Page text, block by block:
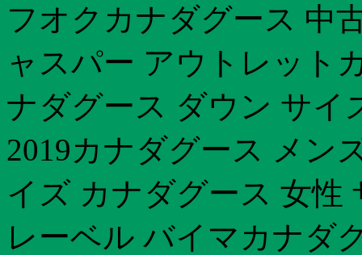
フオクカナダグース 中
ャスパー アウトレット
ナダグース ダウン サイ
2019カナダグース メン
イズ カナダグース 女性
レーベル バイマカナダ